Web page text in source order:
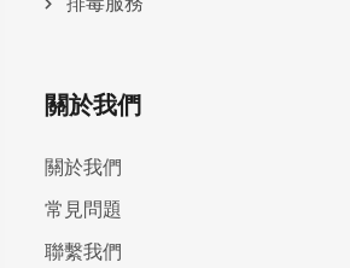
關於我們
關於我們
常見問題
聯繫我們